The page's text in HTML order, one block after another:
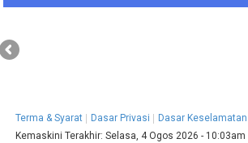
Terma & Syarat Dasar Privasi Dasar Keselamatan
Kemaskini Terakhir:Selasa, 4 Ogos 2026 - 10:03am